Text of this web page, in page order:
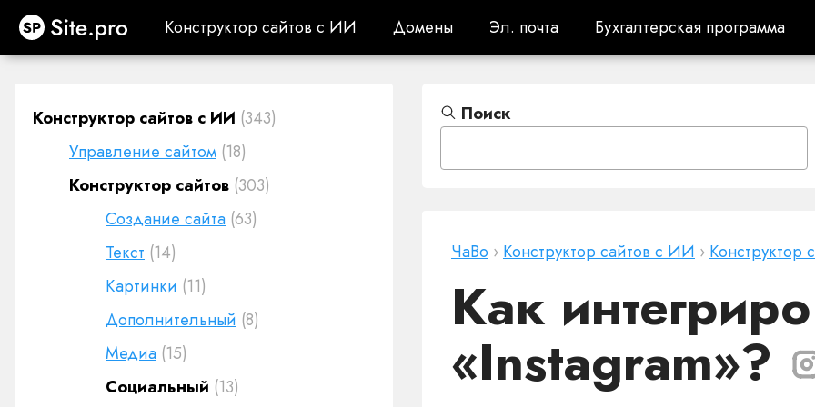
Site.pro Конструктор сайтов с ИИ
Конструктор сайтов с ИИ Домены
Домены Эл. почта
Эл. почта Бухгалтерская программа
Бухгалтерская программа
Конструктор сайтов с ИИ (343)
Управление сайтом (18)
Конструктор сайтов (303)
Создание сайта (63)
Текст (14)
Картинки (11)
Дополнительный (8)
Медиа (15)
Социальный (13)
Поиск
ЧаВо › Конструктор сайтов с ИИ › Конструктор
Как
«Instagram»?